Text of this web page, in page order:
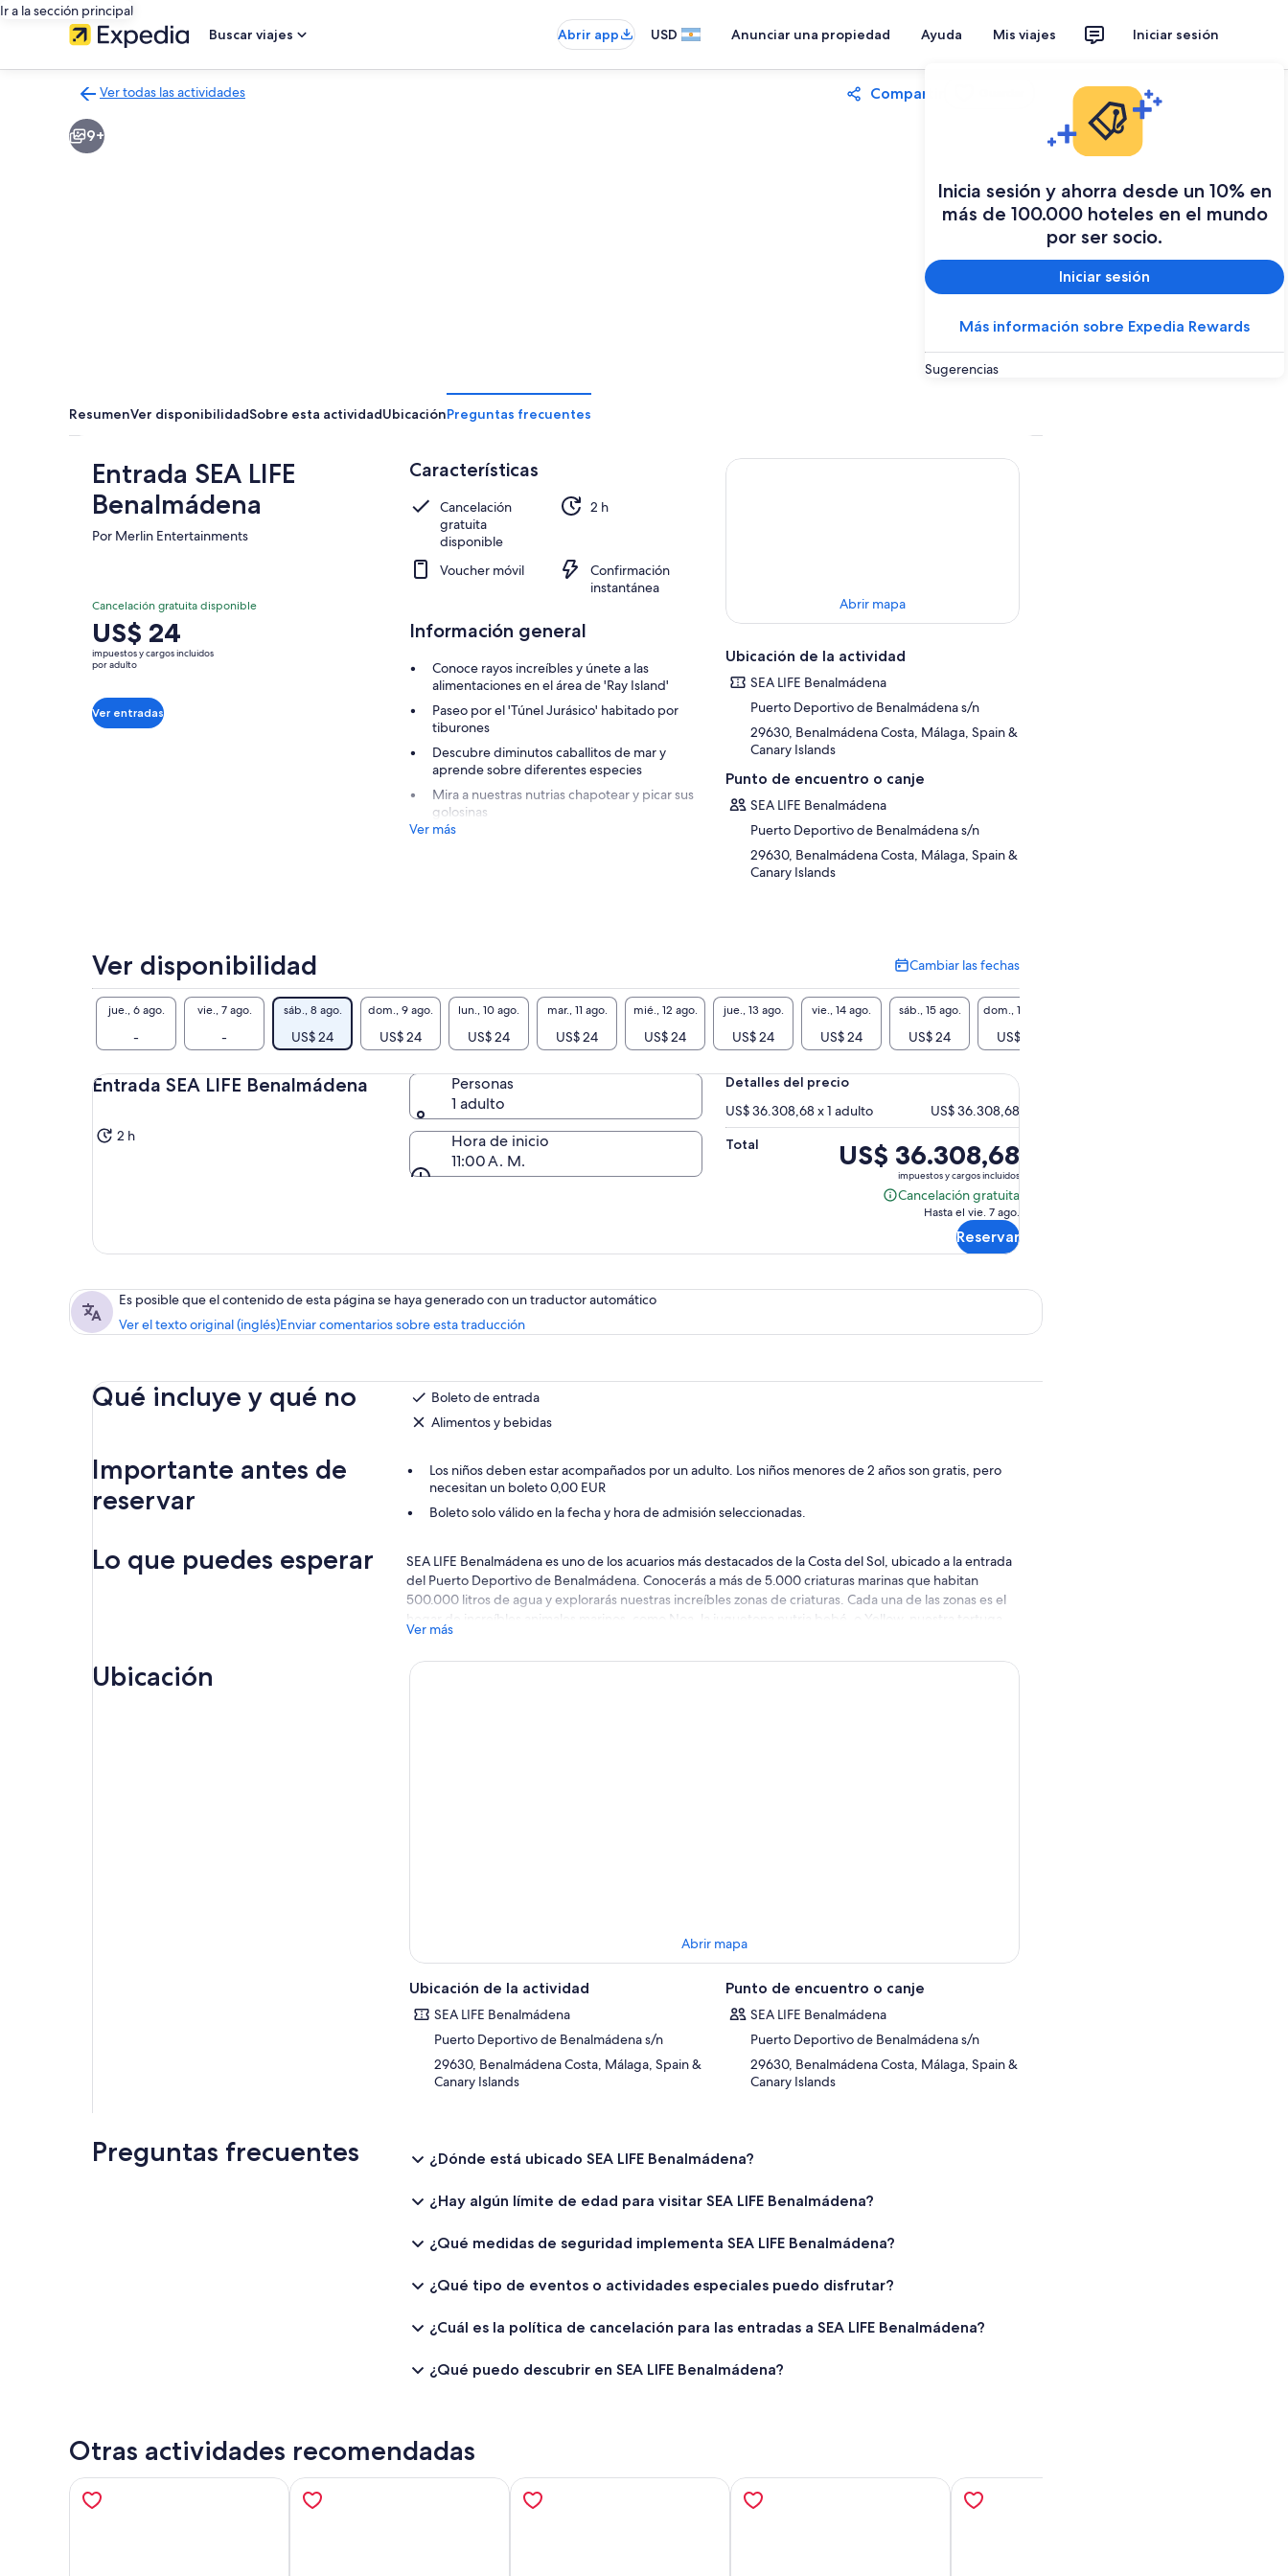
Ir a la sección principal
Buscar viajes
Abrir app USD Anunciar una propiedad Ayuda Mis viajes Iniciar sesión
Inicia sesión y ahorra desde un 10% en
más de 100.000 hoteles en el mundo
por ser socio.
Iniciar sesión
Más información sobre Expedia Rewards
Sugerencias
Ver todas las actividades
a
la
Compartir
9+
ResumenVer disponibilidadSobre esta actividadUbicaciónPreguntas frecuentes
Entrada SEA LIFE
Benalmádena
Por Merlin Entertainments
Cancelación gratuita disponible
El
precio
es
US$ 24.
por
US$ 24
impuestos y cargos incluidos
por adulto
Ver entradas
Características
Cancelación
gratuita
disponible
2 h
Voucher móvil
Confirmación
instantánea
Información general
Conoce rayos increíbles y únete a las
alimentaciones en el área de 'Ray Island'
Paseo por el 'Túnel Jurásico' habitado por
tiburones
Descubre diminutos caballitos de mar y
aprende sobre diferentes especies
Mira a nuestras nutrias chapotear y picar sus
golosinas
Ver más
Abrir mapa
Ubicación de la actividad
SEA LIFE Benalmádena
Puerto Deportivo de Benalmádena s/n
29630, Benalmádena Costa, Málaga, Spain &
Canary Islands
Punto de encuentro o canje
SEA LIFE Benalmádena
Puerto Deportivo de Benalmádena s/n
29630, Benalmádena Costa, Málaga, Spain &
Canary Islands
Ver disponibilidad Cambiar las fechas
Cambiar
las
fechas
jue., 6 ago.
-
vie., 7 ago.
-
sáb., 8 ago.
US$ 24
dom., 9 ago.
US$ 24
lun., 10 ago.
US$ 24
mar., 11 ago.
US$ 24
mié., 12 ago.
US$ 24
jue., 13 ago.
US$ 24
vie., 14 ago.
US$ 24
sáb., 15 ago.
US$ 24
dom., 16 ago.
US$ 24
Entrada SEA LIFE Benalmádena
2 h
Personas
1 adulto
Hora de inicio
11:00 A. M.
Detalles del precio
US$ 36.308,68 x 1 adulto
US$ 36.308,68
Total
El
precio
US$ 36.308,68
impuestos y cargos incluidos
Cancelación gratuita
Cancelación
Hasta el vie. 7 ago.
Reservar
Es posible que el contenido de esta página se haya generado con un traductor automático
Ver el texto original (inglés)Enviar comentarios sobre esta traducciónSe
nueva
Qué incluye y qué no
Boleto de entrada
Alimentos y bebidas
Importante antes de
reservar
Los niños deben estar acompañados por un adulto. Los niños menores de 2 años son gratis, pero
necesitan un boleto 0,00 EUR
Boleto solo válido en la fecha y hora de admisión seleccionadas.
Lo que puedes esperar
SEA LIFE Benalmádena es uno de los acuarios más destacados de la Costa del Sol, ubicado a la entrada
del Puerto Deportivo de Benalmádena. Conocerás a más de 5.000 criaturas marinas que habitan
500.000 litros de agua y explorarás nuestras increíbles zonas de criaturas. Cada una de las zonas es el
hogar de increíbles animales marinos, como Noa, la juguetona nutria bebé, o Yellow, nuestra tortuga
verde que pesa más de 100 kg y nada entre tiburones. Descubre la experiencia del mar por la noche,
el fenómeno más espectacular del océano en una bio-playa interactiva única en España y nuestra
renovada Isla Ray.
Ver más
Ubicación
Abrir mapa
Ubicación de la actividad
SEA LIFE Benalmádena
Puerto Deportivo de Benalmádena s/n
29630, Benalmádena Costa, Málaga, Spain &
Canary Islands
Punto de encuentro o canje
SEA LIFE Benalmádena
Puerto Deportivo de Benalmádena s/n
29630, Benalmádena Costa, Málaga, Spain &
Canary Islands
Preguntas frecuentes ¿Dónde está ubicado SEA LIFE Benalmádena?
¿Hay algún límite de edad para visitar SEA LIFE Benalmádena?
¿Qué medidas de seguridad implementa SEA LIFE Benalmádena?
¿Qué tipo de eventos o actividades especiales puedo disfrutar?
¿Cuál es la política de cancelación para las entradas a SEA LIFE Benalmádena?
¿Qué puedo descubrir en SEA LIFE Benalmádena?
Otras actividades recomendadas